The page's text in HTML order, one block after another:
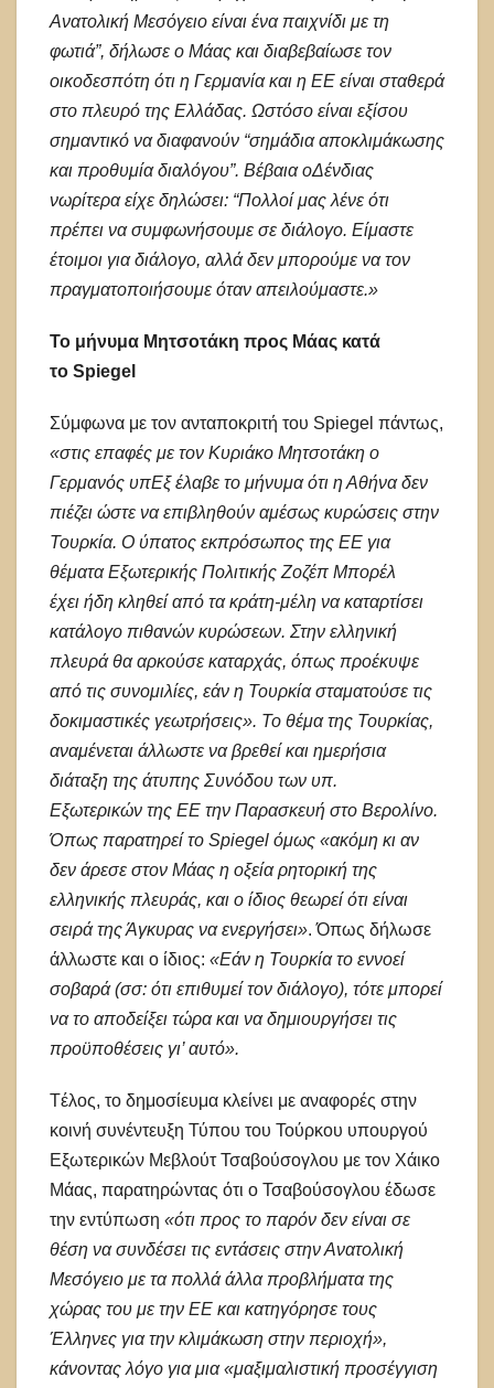
Ανατολική Μεσόγειο είναι ένα παιχνίδι με τη
φωτιά”, δήλωσε ο Μάας και διαβεβαίωσε τον
οικοδεσπότη ότι η Γερμανία και η ΕΕ είναι σταθερά
στο πλευρό της Ελλάδας. Ωστόσο είναι εξίσου
σημαντικό να διαφανούν “σημάδια αποκλιμάκωσης
και προθυμία διαλόγου”. Βέβαια οΔένδιας
νωρίτερα είχε δηλώσει: “Πολλοί μας λένε ότι
πρέπει να συμφωνήσουμε σε διάλογο. Είμαστε
έτοιμοι για διάλογο, αλλά δεν μπορούμε να τον
πραγματοποιήσουμε όταν απειλούμαστε.»
Το μήνυμα Μητσοτάκη προς Μάας κατά
το Spiegel
Σύμφωνα με τον ανταποκριτή του Spiegel πάντως,
«στις επαφές με τον Κυριάκο Μητσοτάκη ο
Γερμανός υπΕξ έλαβε το μήνυμα ότι η Αθήνα δεν
πιέζει ώστε να επιβληθούν αμέσως κυρώσεις στην
Τουρκία. Ο ύπατος εκπρόσωπος της ΕΕ για
θέματα Εξωτερικής Πολιτικής Ζοζέπ Μπορέλ
έχει ήδη κληθεί από τα κράτη-μέλη να καταρτίσει
κατάλογο πιθανών κυρώσεων. Στην ελληνική
πλευρά θα αρκούσε καταρχάς, όπως προέκυψε
από τις συνομιλίες, εάν η Τουρκία σταματούσε τις
δοκιμαστικές γεωτρήσεις». Το θέμα της Τουρκίας,
αναμένεται άλλωστε να βρεθεί και ημερήσια
διάταξη της άτυπης Συνόδου των υπ.
Εξωτερικών της ΕΕ την Παρασκευή στο Βερολίνο.
Όπως παρατηρεί το Spiegel όμως «ακόμη κι αν
δεν άρεσε στον Μάας η οξεία ρητορική της
ελληνικής πλευράς, και ο ίδιος θεωρεί ότι είναι
σειρά της Άγκυρας να ενεργήσει». Όπως δήλωσε
άλλωστε και ο ίδιος: «Εάν η Τουρκία το εννοεί
σοβαρά (σσ: ότι επιθυμεί τον διάλογο), τότε μπορεί
να το αποδείξει τώρα και να δημιουργήσει τις
προϋποθέσεις γι’ αυτό».
Tέλος, το δημοσίευμα κλείνει με αναφορές στην
κοινή συνέντευξη Τύπου του Τούρκου υπουργού
Εξωτερικών Μεβλούτ Τσαβούσογλου με τον Χάικο
Μάας, παρατηρώντας ότι ο Τσαβούσογλου έδωσε
την εντύπωση «ότι προς το παρόν δεν είναι σε
θέση να συνδέσει τις εντάσεις στην Ανατολική
Μεσόγειο με τα πολλά άλλα προβλήματα της
χώρας του με την ΕΕ και κατηγόρησε τους
Έλληνες για την κλιμάκωση στην περιοχή»,
κάνοντας λόγο για μια «μαξιμαλιστική προσέγγιση